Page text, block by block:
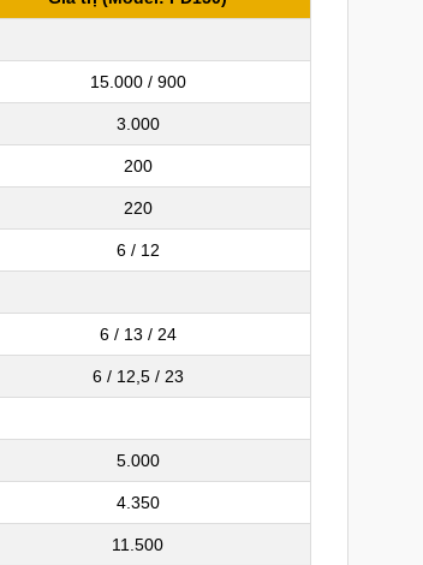
15.000 / 900
3.000
200
220
6 / 12
6 / 13 / 24
6 / 12,5 / 23
5.000
4.350
11.500